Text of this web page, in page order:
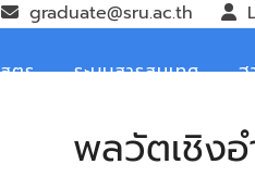
graduate@sru.ac.th
ตร ระบบสารสนเทศ ฐ
พลวัตเชิง